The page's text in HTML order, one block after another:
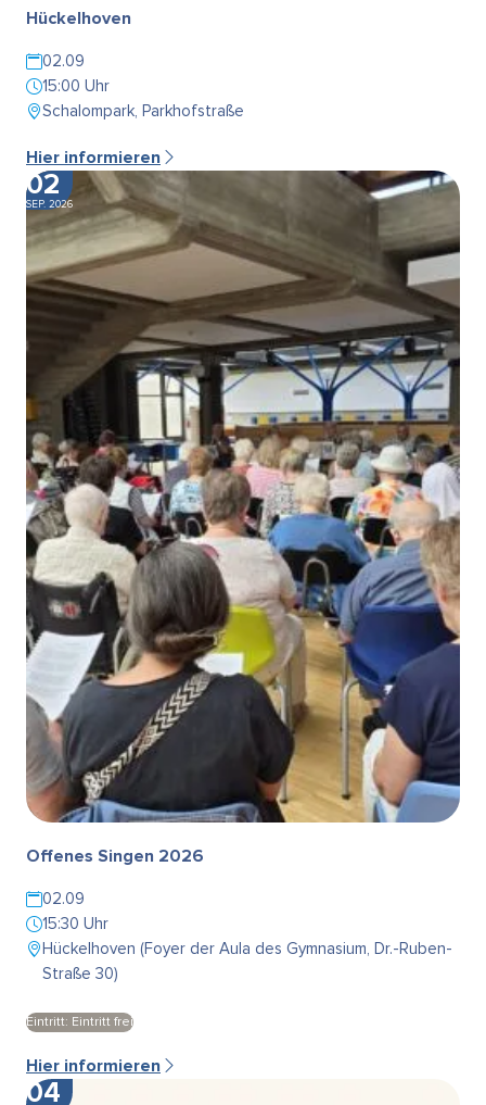
Hückelhoven
02.09
15:00 Uhr
Schalompark, Parkhofstraße
Hier informieren
02
SEP. 2026
Offenes Singen 2026
02.09
15:30 Uhr
Hückelhoven (Foyer der Aula des Gymnasium, Dr.-Ruben-
Straße 30)
Eintritt: Eintritt frei
Hier informieren
04